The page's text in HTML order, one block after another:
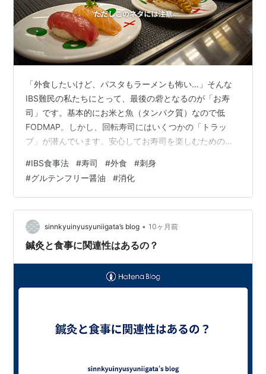
「外食したいけど、パスタもラーメンも怖い…」そんな
IBS難民の私たちにとって、最後の砦となるのが「お寿
司」です。基本的にお米と魚（タンパク質）なので低
FODMAP。しかし、回転寿司にはいくつかの「トラッ
プ」が潜んでいます。安心してお寿司を楽しむための、
お寿司は「◯」（最強の味方） 判定：基本「◯」 ネタ
選びさえ間違えなければ、最も安全な外食です。 2. 回転
寿司で避けるべき「NGネタ」 魚とご飯はOKですが、以
下の加工品やトッピングに注意してください。 🚫 甘いタ
レ系（穴子・うなぎ） 甘いタレには、高FODMAPの「果
糖ぶどう糖液糖」や、…
#IBS食事法 #寿司 #外食 #刺身
#グルテンフリー醤油 #消化
sinnkyuinyusyuniigata’s blog • 10ヶ月前
鍼灸と食事に関連性はあるの？